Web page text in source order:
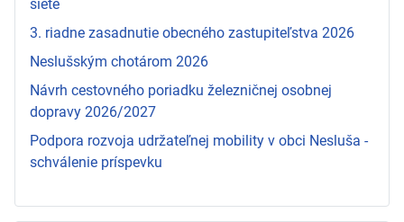
siete
3. riadne zasadnutie obecného zastupiteľstva 2026
Neslušským chotárom 2026
Návrh cestovného poriadku železničnej osobnej
dopravy 2026/2027
Podpora rozvoja udržateľnej mobility v obci Nesluša -
schválenie príspevku